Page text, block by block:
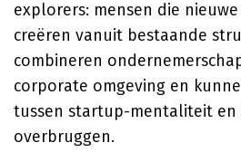
explorers: mensen die
creëren vanuit bestaande
combineren
corporate omgeving en
tussen startup-mentaliteit
overbruggen.